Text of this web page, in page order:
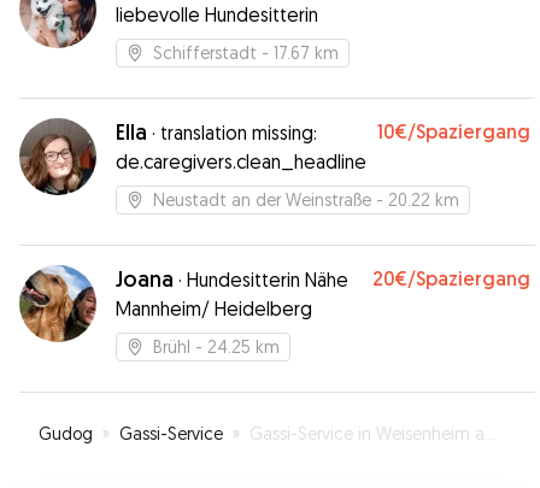
liebevolle Hundesitterin
Schifferstadt - 17.67 km
Ella · translation missing:
de.caregivers.clean_headline
10€/Spaziergang
Neustadt an der Weinstraße - 20.22 km
Joana · Hundesitterin Nähe
Mannheim/ Heidelberg
20€/Spaziergang
Brühl - 24.25 km
Gudog » Gassi-Service » Gassi-Service in Weisenheim am Sand